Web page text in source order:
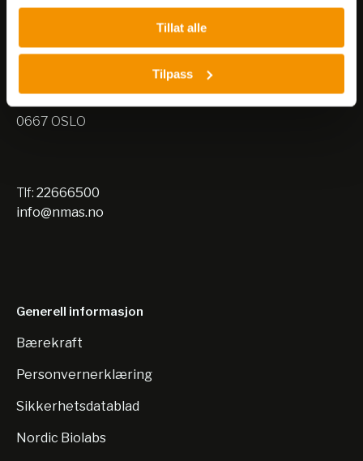
Tillat alle
Tilpass
Nils Hansens vei 8
0667 OSLO
Tlf: 22666500
info@nmas.no
Generell informasjon
Bærekraft
Personvernerklæring
Sikkerhetsdatablad
Nordic Biolabs